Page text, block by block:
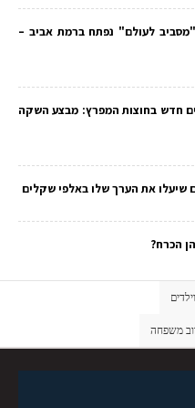
לעולם" נפתח ברמת אביב –
חדש בחוצות המפרץ: מבצע השקה
שיעלו את הערך שלו באלפי שקלים
הכרח?